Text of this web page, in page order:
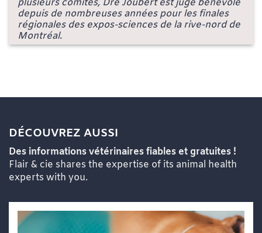
depuis de nombreuses années pour les finales
régionales des expos-sciences de la rive-nord de
Montréal.
DÉCOUVREZ AUSSI
Des informations vétérinaires fiables et gratuites !
Flair & cie shares the expertise of its animal health
experts with you.